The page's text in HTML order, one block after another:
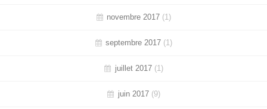
novembre 2017 (1)
septembre 2017 (1)
juillet 2017(1)
juin 2017(9)